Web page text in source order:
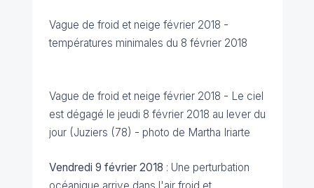
Vague de froid et neige février 2018 -
températures minimales du 8 février 2018
Vague de froid et neige février 2018 - Le ciel
est dégagé le jeudi 8 février 2018 au lever du
jour (Juziers (78) - photo de Martha Iriarte
Vendredi 9 février 2018 : Une perturbation